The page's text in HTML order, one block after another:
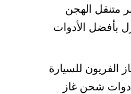
متنقل الهجن
بأفضل الأدوات
الفريون للسيارة
شحن غاز